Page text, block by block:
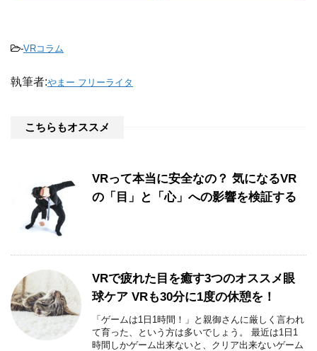
-VRコラム
執筆者:やまー フリーライタ
こちらもオススメ
VRって本当に安全なの？ 気になるVR
の「目」と「心」への影響を検証する
VRで疲れた目を癒す3つのオススメ眼
球ケア VRも30分に1度の休憩を！
「ゲームは1日1時間！」と親御さんに厳しく言われ
て育った、という方は多いでしょう。 最近は1日1
時間しかゲーム出来ないと、クリア出来ないゲーム